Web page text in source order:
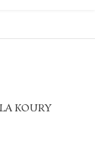
KOURY